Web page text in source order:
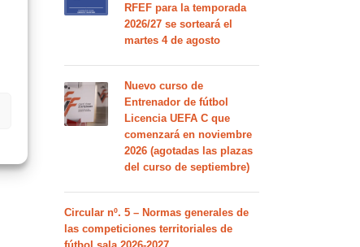
RFEF para la temporada
2026/27 se sorteará el
martes 4 de agosto
Nuevo curso de
Entrenador de fútbol
Licencia UEFA C que
comenzará en noviembre
2026 (agotadas las plazas
del curso de septiembre)
Circular nº. 5 – Normas generales de
las competiciones territoriales de